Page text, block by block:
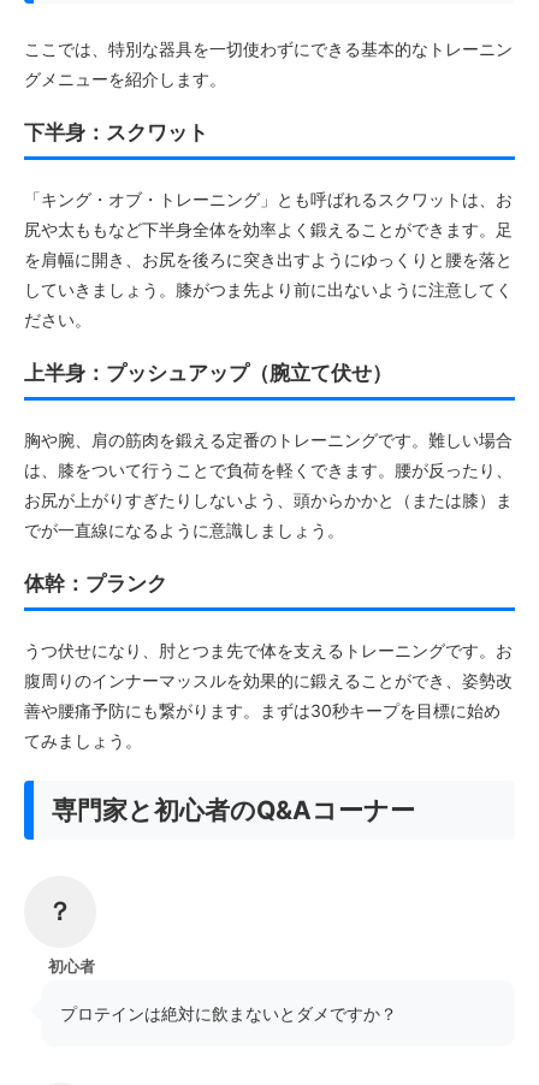
ここでは、特別な器具を一切使わずにできる基本的なトレーニン
グメニューを紹介します。
下半身：スクワット
「キング・オブ・トレーニング」とも呼ばれるスクワットは、お
尻や太ももなど下半身全体を効率よく鍛えることができます。足
を肩幅に開き、お尻を後ろに突き出すようにゆっくりと腰を落と
していきましょう。膝がつま先より前に出ないように注意してく
ださい。
上半身：プッシュアップ（腕立て伏せ）
胸や腕、肩の筋肉を鍛える定番のトレーニングです。難しい場合
は、膝をついて行うことで負荷を軽くできます。腰が反ったり、
お尻が上がりすぎたりしないよう、頭からかかと（または膝）ま
でが一直線になるように意識しましょう。
体幹：プランク
うつ伏せになり、肘とつま先で体を支えるトレーニングです。お
腹周りのインナーマッスルを効果的に鍛えることができ、姿勢改
善や腰痛予防にも繋がります。まずは30秒キープを目標に始め
てみましょう。
専門家と初心者のQ&Aコーナー
？
初心者
プロテインは絶対に飲まないとダメですか？